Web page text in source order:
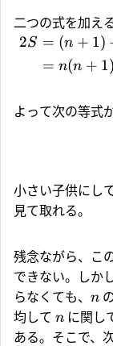
二つの式を加え
2S = (n + 1)
= n(n + 1)
よって次の等式
小さい子供にし
見て取れる。
残念ながら、こ
できない。しか
らなくても、 n
均して n に関し
ある。そこで、